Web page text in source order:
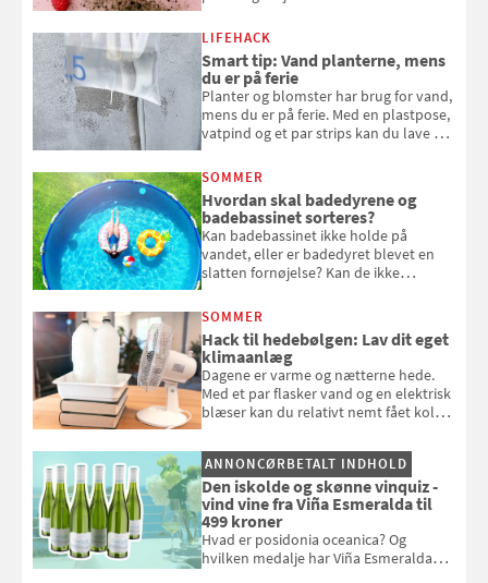
kan bruge dine hindbær i alt fra
bagværk og salater til is og syltning.
LIFEHACK
Smart tip: Vand planterne, mens
du er på ferie
Planter og blomster har brug for vand,
mens du er på ferie. Med en plastpose,
vatpind og et par strips kan du lave dit
at bede naboen om at vande eller
komme hjem til døde planter
SOMMER
Hvordan skal badedyrene og
badebassinet sorteres?
Kan badebassinet ikke holde på
vandet, eller er badedyret blevet en
slatten fornøjelse? Kan de ikke
opmærksom, når du smider
badebassinet eller et badedyr ud
SOMMER
Hack til hedebølgen: Lav dit eget
klimaanlæg
Dagene er varme og nætterne hede.
Med et par flasker vand og en elektrisk
blæser kan du relativt nemt fået koldt
og se, hvordan du gør
ANNONCØRBETALT INDHOLD
Den iskolde og skønne vinquiz -
vind vine fra Viña Esmeralda til
499 kroner
Hvad er posidonia oceanica? Og
hvilken medalje har Viña Esmeralda